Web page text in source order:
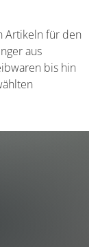
Artikeln für den
aus
bis hin